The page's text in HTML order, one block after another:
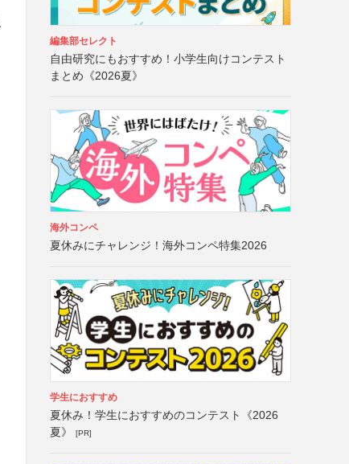
編集部セレクト
自由研究にもおすすめ！小学生向けコンテスト
まとめ《2026夏》
海外コンペ
夏休みにチャレンジ！海外コンペ特集2026
学生におすすめ
夏休み！学生におすすめのコンテスト《2026
夏》
[PR]